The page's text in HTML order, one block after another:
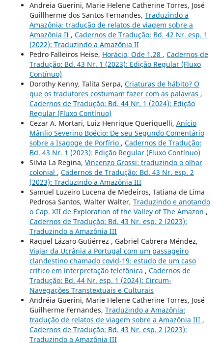
Andreia Guerini, Marie Helene Catherine Torres, José
Guillherme dos Santos Fernandes, Traduzindo a
Amazônia: tradução de relatos de viagem sobre a
Amazônia II , Cadernos de Tradução: Bd. 42 Nr. esp. 1
(2022): Traduzindo a Amazônia II
Pedro Falleiros Heise, Horácio, Ode 1.28 , Cadernos de
Tradução: Bd. 43 Nr. 1 (2023): Edição Regular (Fluxo
Contínuo)
Dorothy Kenny, Talita Serpa, Criaturas de hábito? O
que os tradutores costumam fazer com as palavras ,
Cadernos de Tradução: Bd. 44 Nr. 1 (2024): Edição
Regular (Fluxo Contínuo)
Cezar A. Mortari, Luiz Henrique Queriquelli, Anício
Mânlio Severino Boécio: De seu Segundo Comentário
sobre a Isagoge de Porfírio , Cadernos de Tradução:
Bd. 43 Nr. 1 (2023): Edição Regular (Fluxo Contínuo)
Silvia La Regina, Vincenzo Grossi: traduzindo o olhar
colonial , Cadernos de Tradução: Bd. 43 Nr. esp. 2
(2023): Traduzindo a Amazônia III
Samuel Luzeiro Lucena de Medeiros, Tatiana de Lima
Pedrosa Santos, Walter Walter, Traduzindo e anotando
o Cap. XII de Exploration of the Valley of The Amazon ,
Cadernos de Tradução: Bd. 43 Nr. esp. 2 (2023):
Traduzindo a Amazônia III
Raquel Lázaro Gutiérrez , Gabriel Cabrera Méndez,
Viajar da Ucrânia a Portugal com um passageiro
clandestino chamado covid-19: estudo de um caso
crítico em interpretação telefônica , Cadernos de
Tradução: Bd. 44 Nr. esp. 1 (2024): Circum-
Navegações Transtextuais e Culturais
Andréia Guerini, Marie Helene Catherine Torres, José
Guilherme Fernandes, Traduzindo a Amazônia:
tradução de relatos de viagem sobre a Amazônia III ,
Cadernos de Tradução: Bd. 43 Nr. esp. 2 (2023):
Traduzindo a Amazônia III